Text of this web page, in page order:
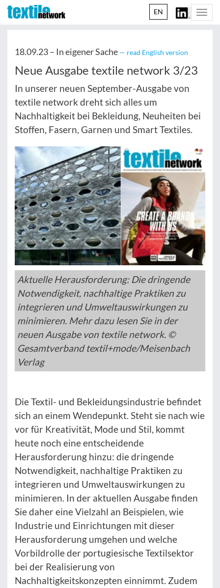
EN
18.09.23 – In eigener Sache — read English version
Neue Ausgabe textile network 3/23
In unserer neuen September-Ausgabe von
textile network dreht sich alles um
Nachhaltigkeit bei Bekleidung, Neuheiten bei
Stoffen, Fasern, Garnen und Smart Textiles.
Aktuelle Herausforderung: Die dringende
Notwendigkeit, nachhaltige Praktiken zu
integrieren und Umweltauswirkungen zu
minimieren. Mehr dazu lesen Sie in der
neuen Ausgabe von textile network. ©
Gesamtverband textil+mode/Meisenbach
Verlag
Die Textil- und Bekleidungsindustrie befindet
sich an einem Wendepunkt. Steht sie nach wie
vor für Kreativität, Mode und Stil, kommt
heute noch eine entscheidende
Herausforderung hinzu: die dringende
Notwendigkeit, nachhaltige Praktiken zu
integrieren und Umweltauswirkungen zu
minimieren. In der aktuellen Ausgabe finden
Sie daher eine Vielzahl an Beispielen, wie
Industrie und Einrichtungen mit dieser
Herausforderung umgehen und welche
Vorbildrolle der portugiesische Textilsektor
bei der Realisierung von
Nachhaltigkeitskonzepten einnimmt. Zudem